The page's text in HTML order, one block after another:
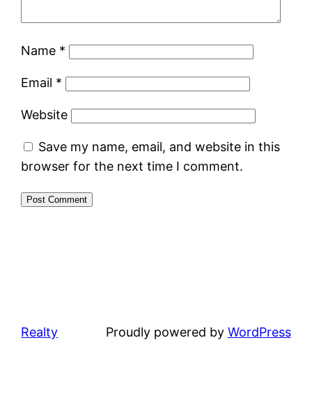
Name *
Email *
Website
Save my name, email, and website in this
browser for the next time I comment.
Realty Proudly powered by WordPress